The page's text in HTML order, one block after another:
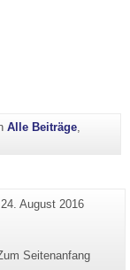
Alle Beiträge,
Letzte
24. August 2016
Seitenanfang